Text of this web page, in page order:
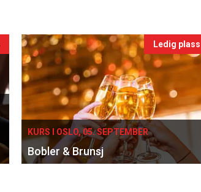
Ledig plass
KURS I OSLO, 05. SEPTEMBER
Bobler & Brunsj